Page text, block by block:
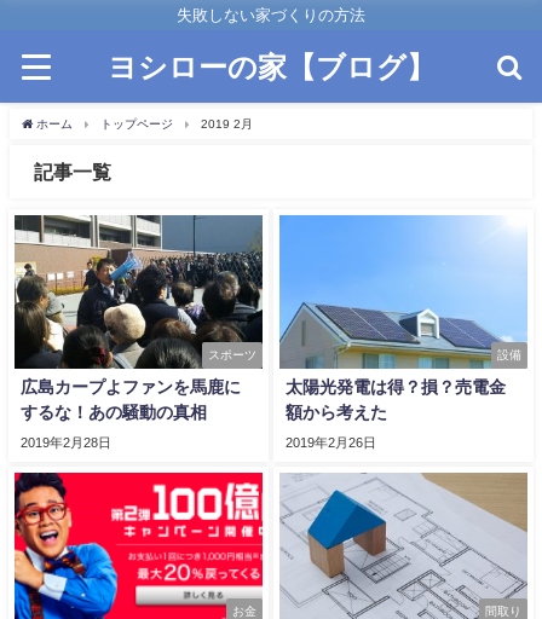
失敗しない家づくりの方法
ヨシローの家【ブログ】
ホーム トップページ 2019 2月
記事一覧
スポーツ
広島カープよファンを馬鹿に
するな！あの騒動の真相
2019年2月28日
設備
太陽光発電は得？損？売電金
額から考えた
2019年2月26日
お金 間取り